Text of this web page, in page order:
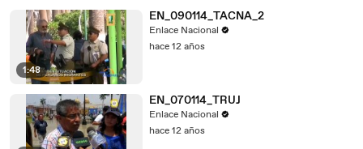
1:48
EN_090114_TACNA_2
Enlace Nacional
hace 12 años
EN_070114_TRUJ
Enlace Nacional
hace 12 años